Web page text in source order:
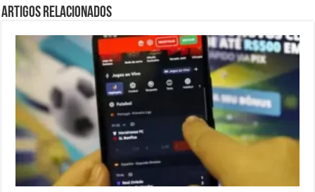
Artigos Relacionados